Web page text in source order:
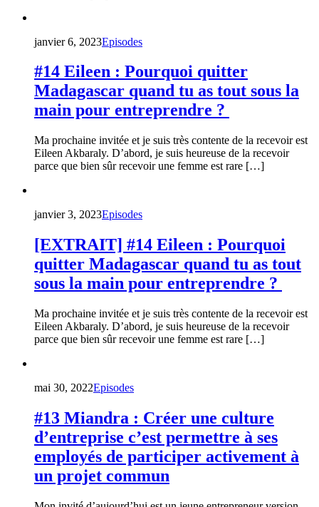
janvier 6, 2023Episodes
#14 Eileen : Pourquoi quitter
Madagascar quand tu as tout sous la
main pour entreprendre ?
Ma prochaine invitée et je suis très contente de la recevoir est
Eileen Akbaraly. D’abord, je suis heureuse de la recevoir
parce que bien sûr recevoir une femme est rare […]
janvier 3, 2023Episodes
[EXTRAIT] #14 Eileen : Pourquoi
quitter Madagascar quand tu as tout
sous la main pour entreprendre ?
Ma prochaine invitée et je suis très contente de la recevoir est
Eileen Akbaraly. D’abord, je suis heureuse de la recevoir
parce que bien sûr recevoir une femme est rare […]
mai 30, 2022Episodes
#13 Miandra : Créer une culture
d’entreprise c’est permettre à ses
employés de participer activement à
un projet commun